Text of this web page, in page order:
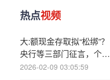
热点视频
大:额现金存取拟“松绑”？
央行等三部门征言，个人
存取款超5万元或将不再
2026-02-09 03:05:59